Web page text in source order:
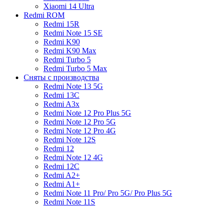
Xiaomi 14 Ultra
Redmi ROM
Redmi 15R
Redmi Note 15 SE
Redmi K90
Redmi K90 Max
Redmi Turbo 5
Redmi Turbo 5 Max
Сняты с производства
Redmi Note 13 5G
Redmi 13C
Redmi A3x
Redmi Note 12 Pro Plus 5G
Redmi Note 12 Pro 5G
Redmi Note 12 Pro 4G
Redmi Note 12S
Redmi 12
Redmi Note 12 4G
Redmi 12C
Redmi A2+
Redmi A1+
Redmi Note 11 Pro/ Pro 5G/ Pro Plus 5G
Redmi Note 11S